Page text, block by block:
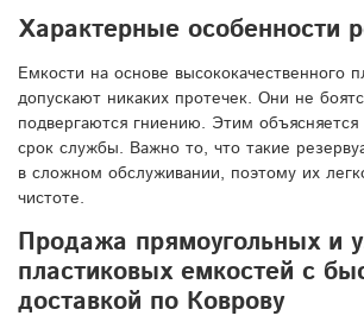
Характерные особенности
Емкости на основе высококачественного
допускают никаких протечек. Они не
подвергаются гниению. Этим объясняется
срок службы. Важно то, что такие
в сложном обслуживании, поэтому их
чистоте.
Продажа прямоугольных и
пластиковых емкостей с
доставкой по Коврову